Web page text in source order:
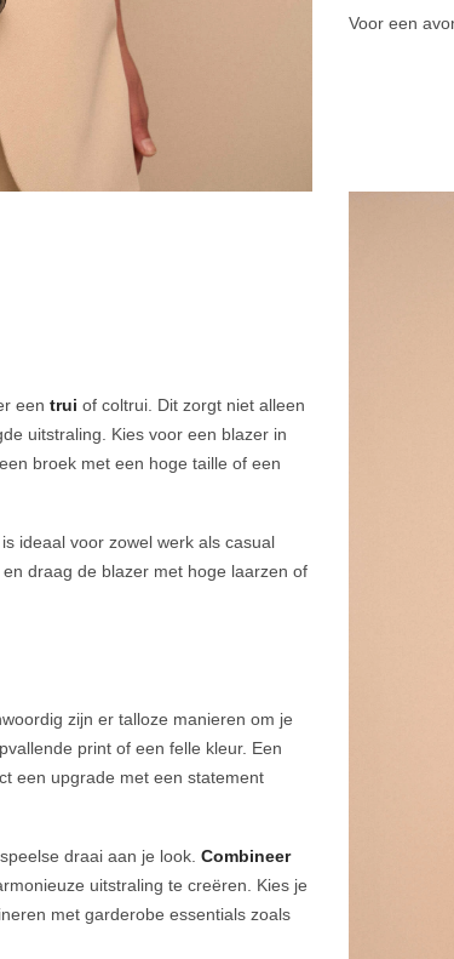
Voor een
een trui of coltrui. Dit zorgt niet alleen
uitstraling. Kies voor een blazer in
broek met een hoge taille of een
ideaal voor zowel werk als casual
draag de blazer met hoge laarzen of
zijn er talloze manieren om je
print of een felle kleur. Een
een upgrade met een statement
draai aan je look. Combineer
uitstraling te creëren. Kies je
met garderobe essentials zoals